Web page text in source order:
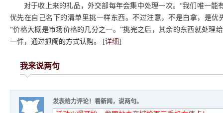
对于收上来的礼品，外交部每年会集中处理一次。“我们唯一能
优先在自己名下的清单里挑一样东西。不过注意，不是白拿，是优
“价格大概是市场价格的几分之一。”挑完之后，其余的东西就处理
一件，通过抓阄的方式认购。 [详细]
我来说两句
发表给力评论！看新闻，说两句。